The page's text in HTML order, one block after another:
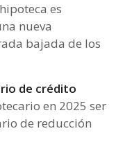
es
nueva
bajada de los
de crédito
en 2025 ser
de reducción